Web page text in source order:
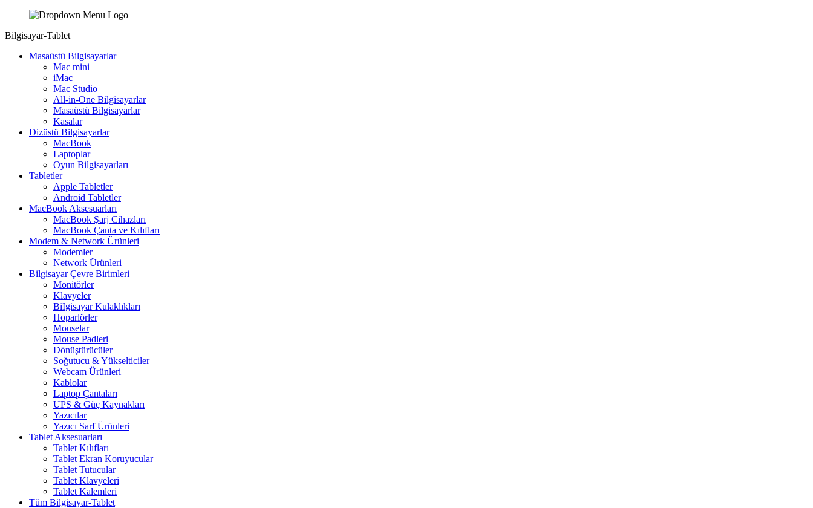
Bilgisayar-Tablet
Masaüstü Bilgisayarlar
Mac mini
iMac
Mac Studio
All-in-One Bilgisayarlar
Masaüstü Bilgisayarlar
Kasalar
Dizüstü Bilgisayarlar
MacBook
Laptoplar
Oyun Bilgisayarları
Tabletler
Apple Tabletler
Android Tabletler
MacBook Aksesuarları
MacBook Şarj Cihazları
MacBook Çanta ve Kılıfları
Modem & Network Ürünleri
Modemler
Network Ürünleri
Bilgisayar Çevre Birimleri
Monitörler
Klavyeler
BiIgisayar Kulaklıkları
Hoparlörler
Mouselar
Mouse Padleri
Dönüştürücüler
Soğutucu & Yükselticiler
Webcam Ürünleri
Kablolar
Laptop Çantaları
UPS & Güç Kaynakları
Yazıcılar
Yazıcı Sarf Ürünleri
Tablet Aksesuarları
Tablet Kılıfları
Tablet Ekran Koruyucular
Tablet Tutucular
Tablet Klavyeleri
Tablet Kalemleri
Tüm Bilgisayar-Tablet